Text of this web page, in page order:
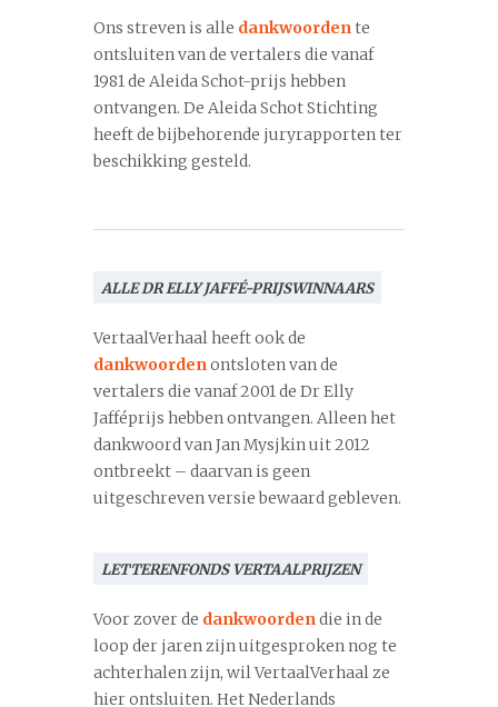
Ons streven is alle dankwoordente
ontsluiten van de vertalers die vanaf
1981 de Aleida Schot-prijs hebben
ontvangen. De Aleida Schot Stichting
heeft de bijbehorende juryrapporten ter
beschikking gesteld.
ALLE DR ELLY JAFFÉ-PRIJSWINNAARS
VertaalVerhaal heeft ook de
dankwoordenontsloten van de
vertalers die vanaf 2001 de Dr Elly
Jafféprijs hebben ontvangen. Alleen het
dankwoord van Jan Mysjkin uit 2012
ontbreekt – daarvan is geen
uitgeschreven versie bewaard gebleven.
LETTERENFONDS VERTAALPRIJZEN
Voor zover de dankwoordendie in de
loop der jaren zijn uitgesproken nog te
achterhalen zijn, wil VertaalVerhaal ze
hier ontsluiten. Het Nederlands